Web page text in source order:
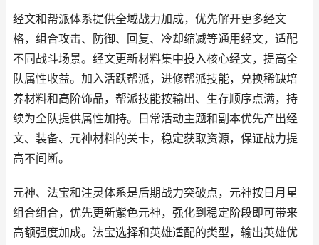
经文和帮派体系提供全域战力加成，优先解开更多经文
格，组合攻击、防御、回复、冷却缩减等通用经文，适配
不同战斗场景。经文更新材料集中投入核心经文，提高全
队属性收益。加入活跃帮派，进修帮派技能，兑换稀缺培
养材料和高阶饰品，帮派技能按输出、生存顺序点满，持
续为全队提供属性加持。日常活动主题和副本优先产出经
文、装备、元神材料的关卡，稳定获取资源，保证战力提
高不间断。
元神、法宝和注灵体系是后期战力突破点，元神按日月星
组合组合，优先更新紫色元神，强化到稳定阶段即可带来
高额强度加成。法宝选择和英雄适配的类型，输出英雄优